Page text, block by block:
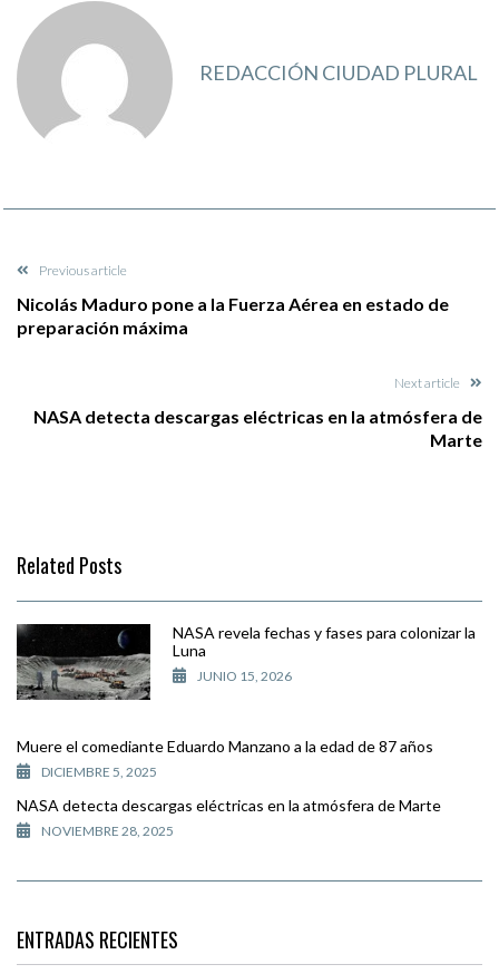
REDACCIÓN CIUDAD PLURAL
Previous article
Nicolás Maduro pone a la Fuerza Aérea en estado de
preparación máxima
Next article
NASA detecta descargas eléctricas en la atmósfera de
Marte
Related Posts
NASA revela fechas y fases para colonizar la
Luna
JUNIO 15, 2026
Muere el comediante Eduardo Manzano a la edad de 87 años
DICIEMBRE 5, 2025
NASA detecta descargas eléctricas en la atmósfera de Marte
NOVIEMBRE 28, 2025
ENTRADAS RECIENTES